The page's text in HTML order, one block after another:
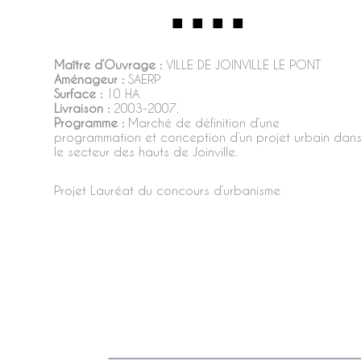
Maître d’Ouvrage :VILLE DE JOINVILLE LE PONT
Aménageur : SAERP
Surface : 10 HA
Livraison : 2003-2007.
Programme : Marché de définition d’une
programmation et conception d’un projet urbain
le secteur des hauts de Joinville.
Projet Lauréat du concours d’urbanisme